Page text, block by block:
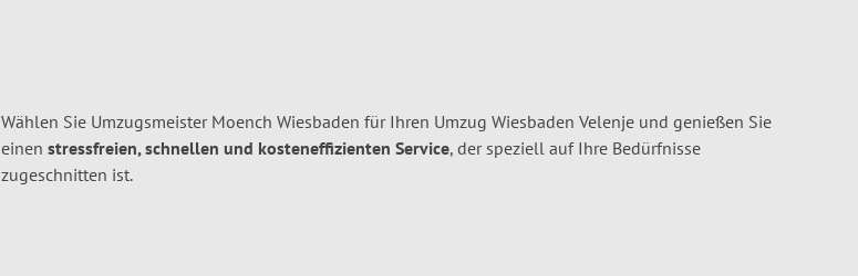
Wählen Sie Umzugsmeister Moench Wiesbaden für Ihren Umzug Wiesbaden Velenje und genießen Sie
einen stressfreien, schnellen und kosteneffizienten Service, der speziell auf Ihre Bedürfnisse
zugeschnitten ist.